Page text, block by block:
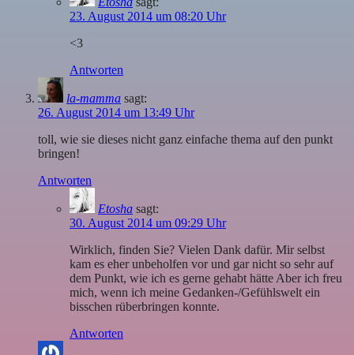
23. August 2014 um 08:20 Uhr
<3
Antworten
la-mamma sagt:
26. August 2014 um 13:49 Uhr
toll, wie sie dieses nicht ganz einfache thema auf den punkt
bringen!
Antworten
Etosha sagt:
30. August 2014 um 09:29 Uhr
Wirklich, finden Sie? Vielen Dank dafür. Mir selbst
kam es eher unbeholfen vor und gar nicht so sehr auf
dem Punkt, wie ich es gerne gehabt hätte Aber ich freu
mich, wenn ich meine Gedanken-/Gefühlswelt ein
bisschen rüberbringen konnte.
Antworten